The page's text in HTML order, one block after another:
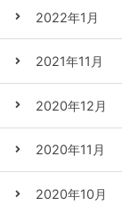
2022年1月
2021年11月
2020年12月
2020年11月
2020年10月